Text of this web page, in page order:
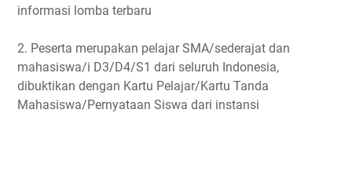
informasi lomba terbaru
2. Peserta merupakan pelajar SMA/sederajat dan
mahasiswa/i D3/D4/S1 dari seluruh Indonesia,
dibuktikan dengan Kartu Pelajar/Kartu Tanda
Mahasiswa/Pernyataan Siswa dari instansi